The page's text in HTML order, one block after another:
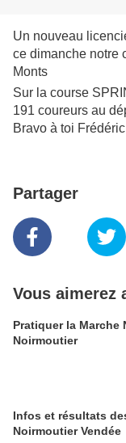
Un nouveau
ce dimanche notre
Monts
Sur la course
191 coureurs au
Bravo à toi Frédéric
Partager
Vous aimerez
Pratiquer la Marche
Noirmoutier
Infos et résultats
Noirmoutier Vendée